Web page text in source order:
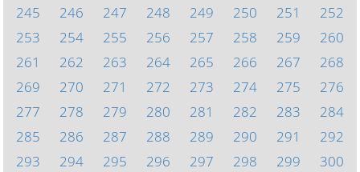
245
246 247 248 249 250 251
252
253
254 255 256 257 258 259
260
261
262 263 264 265 266 267
268
269
270 271 272 273 274 275
276
277
278 279 280 281 282 283
284
285
286 287 288 289 290 291
292
293
294 295 296 297 298 299
300